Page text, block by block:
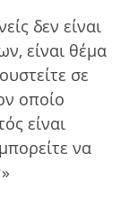
δεν είναι
είναι θέµα
σε
οποίο
είναι
να